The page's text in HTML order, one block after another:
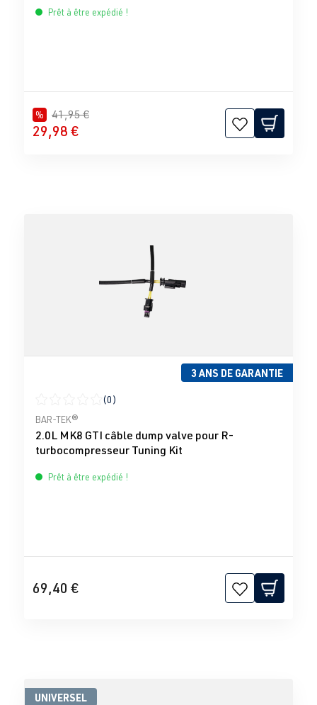
Prêt à être expédié !
% 41,95 €
29,98 €
3 ANS DE GARANTIE
Note moyenne de 0 sur 5 étoiles
(0)
BAR-TEK®
2.0L MK8 GTI câble dump valve pour R-
turbocompresseur Tuning Kit
Prêt à être expédié !
69,40 €
UNIVERSEL